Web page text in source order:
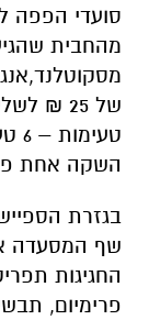
מהחבית
השקה אחת
בגזרת
שף המסעדה
החגיגות
פרימיום,